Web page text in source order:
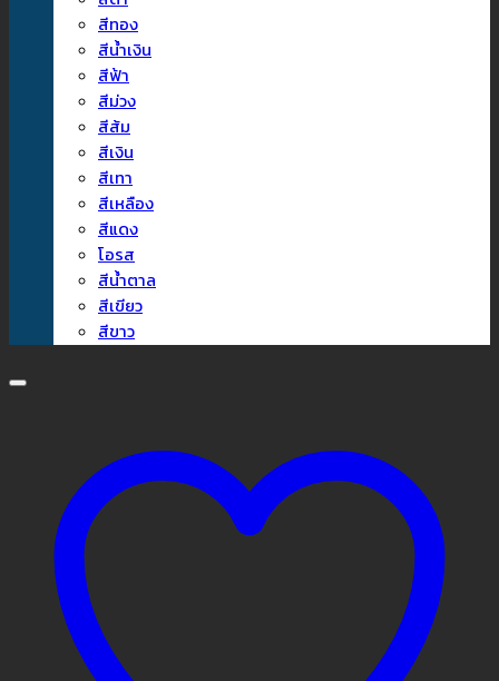
สีทอง
สีน้ำเงิน
สีฟ้า
สีม่วง
สีส้ม
สีเงิน
สีเทา
สีเหลือง
สีแดง
โอรส
สีน้ำตาล
สีเขียว
สีขาว